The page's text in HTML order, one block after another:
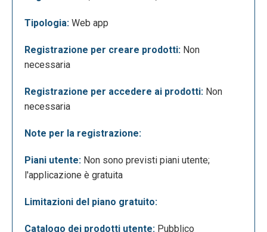
e ciascuna applicazione andrebbe documentata
separatamente, viene mostrato di seguito
presenti nella piattaforma rimandando a ciascuna di
queste per un’approfondimento. Comparare
Tipologia: Web app
Registrazione per creare prodotti: Non
necessaria
Registrazione per accedere ai prodotti: Non
necessaria
Note per la registrazione:
Piani utente: Non sono previsti piani utente;
l'applicazione è gratuita
Limitazioni del piano gratuito:
Catalogo dei prodotti utente: Pubblico